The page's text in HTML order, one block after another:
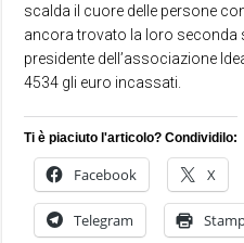
scalda il cuore delle persone
ancora trovato la loro seconda
presidente dell’associazione
4534 gli euro incassati.
Ti è piaciuto l'articolo? Condividilo:
Facebook X
Telegram